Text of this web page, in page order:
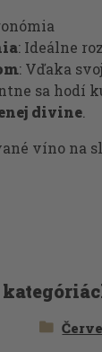
: Ideálne
: Vďaka
sa hodí
divine.
víno na